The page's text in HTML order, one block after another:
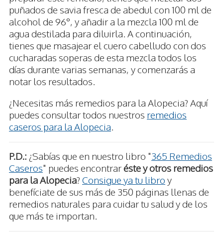
puñados de savia fresca de abedul con 100 ml de
alcohol de 96°, y añadir a la mezcla 100 ml de
agua destilada para diluirla. A continuación,
tienes que masajear el cuero cabelludo con dos
cucharadas soperas de esta mezcla todos los
días durante varias semanas, y comenzarás a
notar los resultados.
¿Necesitas más remedios para la Alopecia? Aquí
puedes consultar todos nuestros remedios
caseros para la Alopecia
P.D.: ¿Sabías que en nuestro libro "365 Remedios
Caseros" puedes encontraréste y otros remedios
para la Alopecia? Consigue ya tu libro y
benefíciate de sus más de 350 páginas llenas de
remedios naturales para cuidar tu salud y de los
que más te importan.